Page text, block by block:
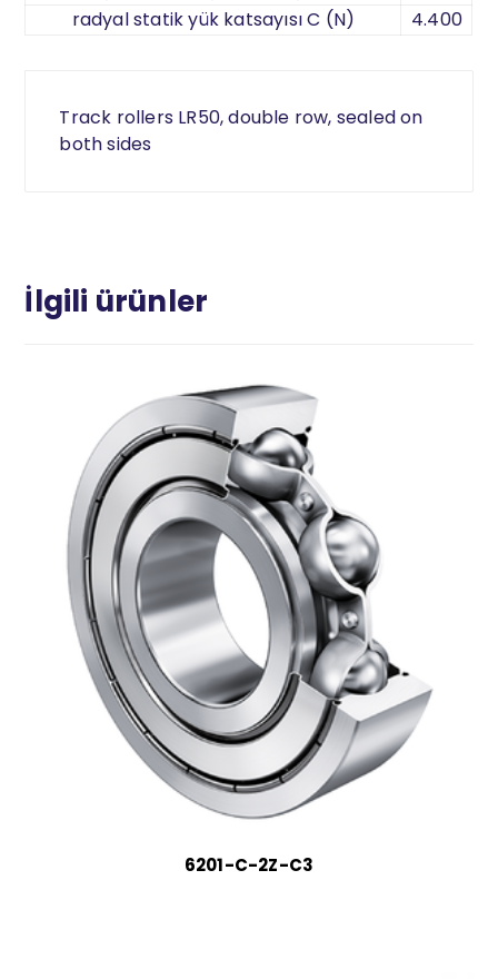
radyal statik yük katsayısı C (N)
4.400
Track rollers LR50, double row, sealed on
both sides
İlgili ürünler
6201-C-2Z-C3